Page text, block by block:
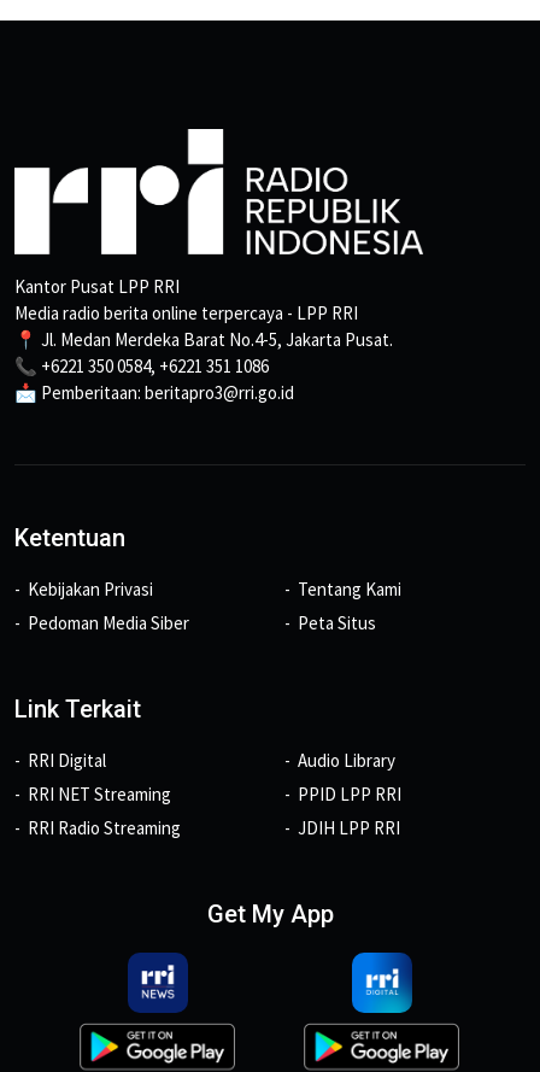
Kantor Pusat LPP RRI
Media radio berita online terpercaya - LPP RRI
📍 Jl. Medan Merdeka Barat No.4-5, Jakarta Pusat.
📞 +6221 350 0584, +6221 351 1086
📩 Pemberitaan: beritapro3@rri.go.id
Ketentuan
Kebijakan Privasi
Pedoman Media Siber
Tentang Kami
Peta Situs
Link Terkait
RRI Digital
RRI NET Streaming
RRI Radio Streaming
Audio Library
PPID LPP RRI
JDIH LPP RRI
Get My App